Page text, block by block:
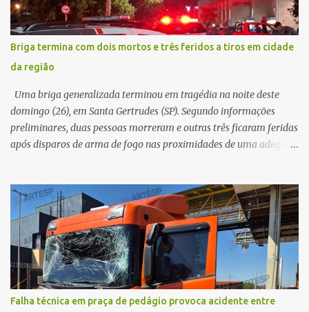
durante o acidente. O jovem sofreu ferimentos gravíssimos e
morreu ainda no local. Equipes de resgate e de atendimento da
concessionária responsável pela rodovia foram acionadas e
realizaram a sinalização da via, além de prestarem socorro à
vítima. No entanto, o óbito foi constatado ainda no local do
acidente. A Polícia Militar Rodoviária compareceu para o registro
da ocorrência...
Briga termina com dois mortos e três feridos a tiros em cidade
da região
Uma briga generalizada terminou em tragédia na noite deste
domingo (26), em Santa Gertrudes (SP). Segundo informações
preliminares, duas pessoas morreram e outras três ficaram feridas
após disparos de arma de fogo nas proximidades de uma adega. O
começado dentro do estabelecimento e se estendido para a área
externa, quando dois homens armados passaram a efetuar
diversos disparos. Duas vítimas morreram ainda no local. Outras
três pessoas foram baleadas e socorridas. Até o momento, não
foram divulgadas informações oficiais sobre o estado de saúde dos
feridos. Equipes da Polícia Militar de Santa Gertrudes atenderam a
ocorrência e isolaram a área para o trabalho da perícia. Até a
Falha técnica em praça de pedágio provoca acidente entre